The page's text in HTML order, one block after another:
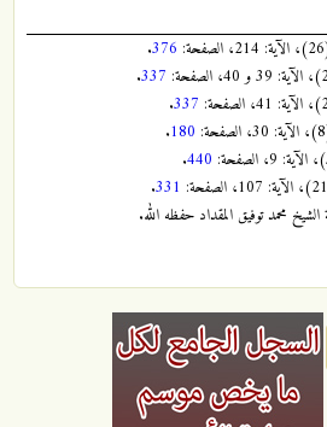
الصفحة: 376
.
337
.
337
.
180
.
440
.
331
.
محمد توفيق المقداد حفظه الله.